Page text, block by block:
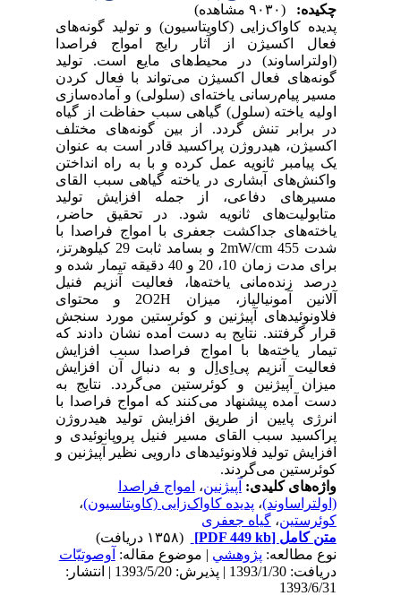
چکیده:
پدیده کاواک‌زایی (کاویتاسیون) و تولید گونه‌های
فعال اکسیژن از آثار رایج امواج فراصدا
(اولتراساوند) در محیط‌های مایع است. تولید
گونه‌های فعال اکسیژن می‌تواند با فعال کردن
مسیر پیام‌رسانی یاخته‌ای (سلولی) و آماده‌سازی
اولیه یاخته (سلول) گیاهی سبب حفاظت از گیاه
در برابر تنش گردد. از بین گونه‌های مختلف
اکسیژن، هیدروژن پراکسید قادر است به عنوان
یک پیامبر ثانویه عمل کرده و با به راه انداختن
واکنش‌های آبشاری در یاخته گیاهی سبب القای
مسیرهای دفاعی، از جمله افزایش تولید
متابولیت‌های ثانویه شود. در تحقیق حاضر،
یاخته‌های جداکشت جعفری با امواج فراصدا با
شدت 455 2mW/cm و بسامد ثابت 29 کیلوهرتز،
برای مدت زمان 10، 20 و 40 دقیقه تیمار شده و
درصد زنده‌مانی یاخته‌ها، فعالیت آنزیم فنیل
آلانین آمونیالیاز‌، میزان 2O2H و محتوای
فلاونوئیدهای آپیژنین و کوئرستین مورد سنجش
قرار گرفتند. نتایج به دست آمده نشان دادند که
تیمار یاخته‌ها با امواج فراصدا سبب افزایش
فعالیت آنزیم پی‌اِی‌اِل و به دنبال آن افزایش
میزان آپیژنین و کوئرستین می‌گردد. نتایج به
دست آمده پیشنهاد می‌کنند که امواج فراصدا با
انرژی پایین از طریق افزایش تولید هیدروژن
پراکسید سبب القای مسیر فنیل پروپانوئیدی و
افزایش تولید فلاونوئیدهای دارویی نظیر آپیژنین و
کوئرستین می‌گردند.
واژه‌های کلیدی:آپیژنین،امواج فراصدا
(اولتراساوند)،پدیده کاواک‌زایی (کاویتاسیون)،
کوئرستین،گیاه جعفری
متن کامل[PDF 449 kb]
نوع مطالعه:پژوهشي| موضوع مقاله:آوصوتیّات
دریافت: 1393/1/30 | پذیرش: 1393/5/20 | انتشار:
1393/6/31